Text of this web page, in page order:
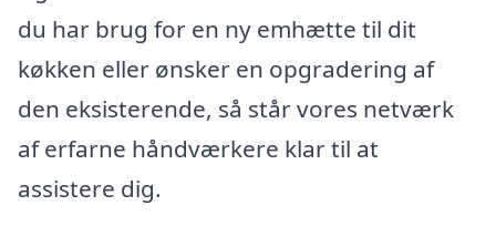
du har brug for en ny emhætte til dit
køkken eller ønsker en opgradering af
den eksisterende, så står vores netværk
af erfarne håndværkere klar til at
assistere dig.